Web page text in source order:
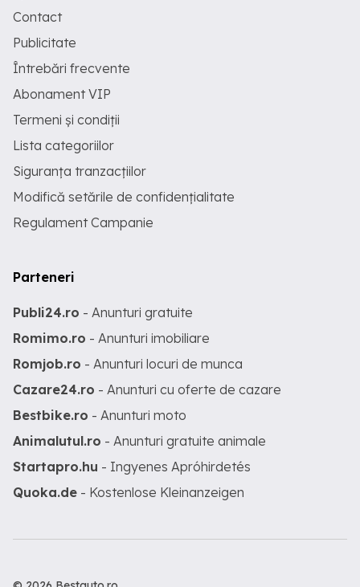
Contact
Publicitate
Întrebări frecvente
Abonament VIP
Termeni și condiții
Lista categoriilor
Siguranța tranzacțiilor
Modifică setările de confidențialitate
Regulament Campanie
Parteneri
Publi24.ro - Anunturi gratuite
Romimo.ro - Anunturi imobiliare
Romjob.ro - Anunturi locuri de munca
Cazare24.ro - Anunturi cu oferte de cazare
Bestbike.ro - Anunturi moto
Animalutul.ro - Anunturi gratuite animale
Startapro.hu - Ingyenes Apróhirdetés
Quoka.de - Kostenlose Kleinanzeigen